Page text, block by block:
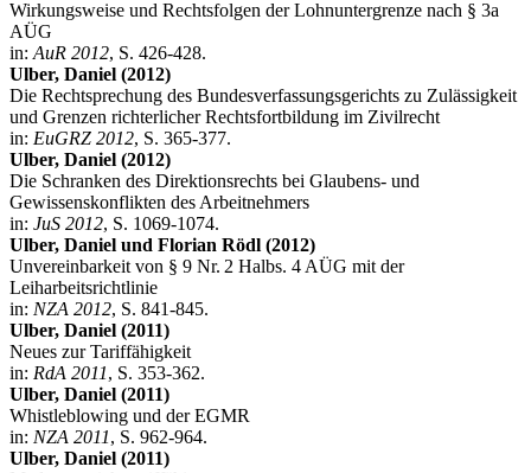
Wirkungsweise und Rechtsfolgen der Lohnuntergrenze nach § 3a
AÜG
in: AuR 2012, S. 426-428.
Ulber, Daniel (2012)
Die Rechtsprechung des Bundesverfassungsgerichts zu Zulässigkeit
und Grenzen richterlicher Rechtsfortbildung im Zivilrecht
in: EuGRZ 2012, S. 365-377.
Ulber, Daniel (2012)
Die Schranken des Direktionsrechts bei Glaubens- und
Gewissenskonflikten des Arbeitnehmers
in: JuS 2012, S. 1069-1074.
Ulber, Daniel und Florian Rödl (2012)
Unvereinbarkeit von § 9 Nr. 2 Halbs. 4 AÜG mit der
Leiharbeitsrichtlinie
in: NZA 2012, S. 841-845.
Ulber, Daniel (2011)
Neues zur Tariffähigkeit
in: RdA 2011, S. 353-362.
Ulber, Daniel (2011)
Whistleblowing und der EGMR
in: NZA 2011, S. 962-964.
Ulber, Daniel (2011)